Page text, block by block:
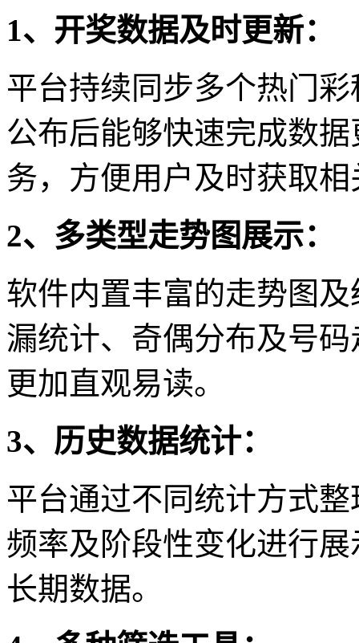
1、开奖数据及时更新：
平台持续同步多个热门
公布后能够快速完成数
务，方便用户及时获取
2、多类型走势图展示：
软件内置丰富的走势图
漏统计、奇偶分布及号
更加直观易读。
3、历史数据统计：
平台通过不同统计方式
频率及阶段性变化进行
长期数据。